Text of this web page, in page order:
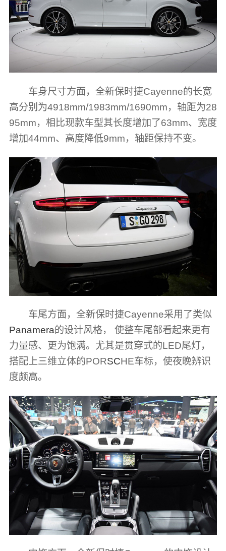
车身尺寸方面，全新保时捷Cayenne的长宽
高分别为4918mm/1983mm/1690mm，轴距为28
95mm，相比现款车型其长度增加了63mm、宽度
增加44mm、高度降低9mm，轴距保持不变。
车尾方面，全新保时捷Cayenne采用了类似
Panamera的设计风格， 使整车尾部看起来更有
力量感、更为饱满。尤其是贯穿式的LED尾灯，
搭配上三维立体的PORSCHE车标，使夜晚辨识
度颇高。